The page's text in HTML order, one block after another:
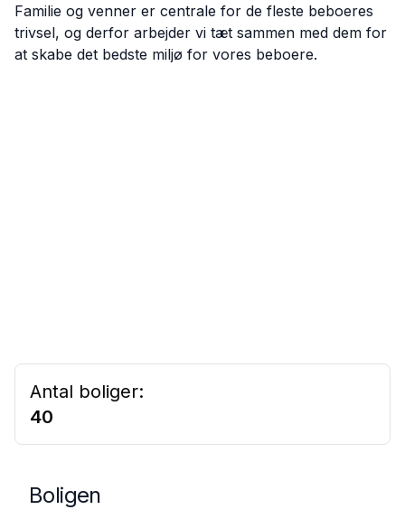
Familie og venner er centrale for de fleste beboeres
trivsel, og derfor arbejder vi tæt sammen med dem for
at skabe det bedste miljø for vores beboere.
Antal boliger:
40
Boligen